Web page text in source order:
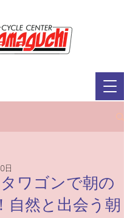
ワゴンで朝の
自然と出会う朝
日